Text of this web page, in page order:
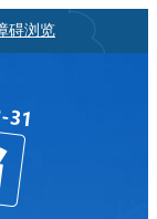
碍浏览